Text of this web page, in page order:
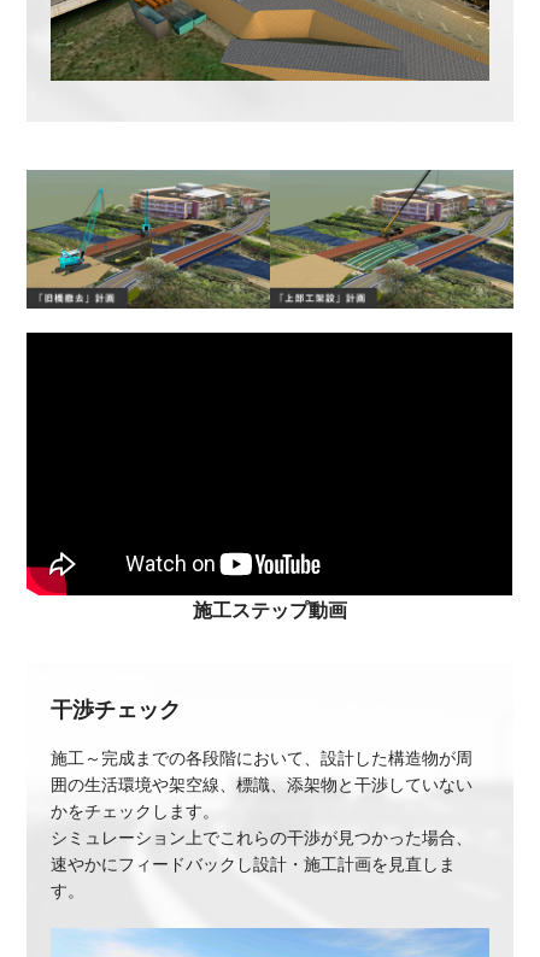
施工ステップ動画
干渉チェック
施工～完成までの各段階において、設計した構造物が周
囲の生活環境や架空線、標識、添架物と干渉していない
かをチェックします。
シミュレーション上でこれらの干渉が見つかった場合、
速やかにフィードバックし設計・施工計画を見直しま
す。